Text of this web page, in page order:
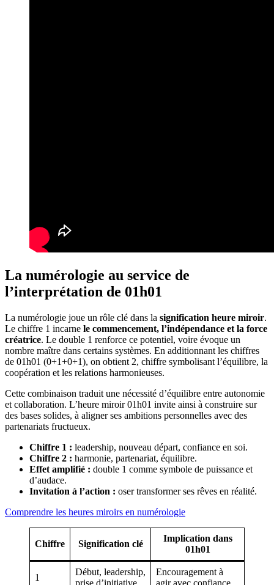
La numérologie au service de
l’interprétation de 01h01
La numérologie joue un rôle clé dans la signification heure miroir.
Le chiffre 1 incarne le commencement, l’indépendance et la force
créatrice. Le double 1 renforce ce potentiel, voire évoque un
nombre maître dans certains systèmes. En additionnant les chiffres
de 01h01 (0+1+0+1), on obtient 2, chiffre symbolisant l’équilibre, la
coopération et les relations harmonieuses.
Cette combinaison traduit une nécessité d’équilibre entre autonomie
et collaboration. L’heure miroir 01h01 invite ainsi à construire sur
des bases solides, à aligner ses ambitions personnelles avec des
partenariats fructueux.
Chiffre 1 : leadership, nouveau départ, confiance en soi.
Chiffre 2 : harmonie, partenariat, équilibre.
Effet amplifié : double 1 comme symbole de puissance et
d’audace.
Invitation à l’action : oser transformer ses rêves en réalité.
Comprendre les heures miroirs en numérologie
Chiffre Signification clé
Implication dans
01h01
1
Début, leadership,
prise d’initiative
Encouragement à
agir avec confiance